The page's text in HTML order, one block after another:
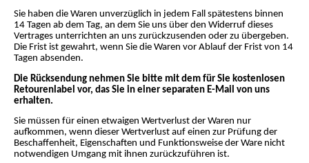
Sie haben die Waren unverzüglich in jedem Fall spätestens binnen
14 Tagen ab dem Tag, an dem Sie uns über den Widerruf dieses
Vertrages unterrichten an uns zurückzusenden oder zu übergeben.
Die Frist ist gewahrt, wenn Sie die Waren vor Ablauf der Frist von 14
Tagen absenden.
Die Rücksendung nehmen Sie bitte mit dem für Sie kostenlosen
Retourenlabel vor, das Sie in einer separaten E-Mail von uns
erhalten.
Sie müssen für einen etwaigen Wertverlust der Waren nur
aufkommen, wenn dieser Wertverlust auf einen zur Prüfung der
Beschaffenheit, Eigenschaften und Funktionsweise der Ware nicht
notwendigen Umgang mit ihnen zurückzuführen ist.